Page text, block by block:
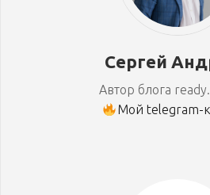
Сергей
Автор блога
Мой telegram-